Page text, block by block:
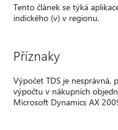
Tento článek se týká
indického (v) v regionu.
Příznaky
Výpočet TDS je nesprávná,
výpočtu v nákupních
Microsoft Dynamics AX